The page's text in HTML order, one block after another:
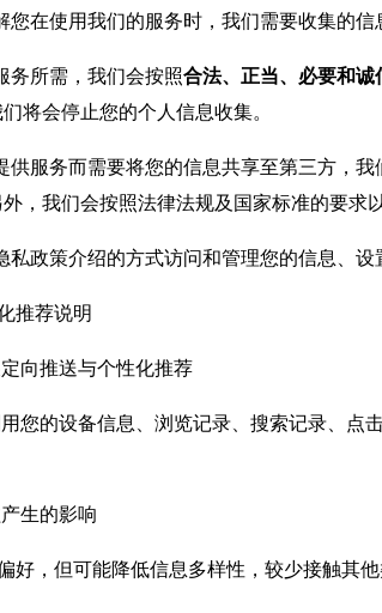
您在使用我们的服务时，我们需要收集的
务所需，我们会按照合法、正当、必要和诚
将会停止您的个人信息收集。
供服务而需要将您的信息共享至第三方，
，我们会按照法律法规及国家标准的要求
私政策介绍的方式访问和管理您的信息、
推荐说明
向推送与个性化推荐
您的设备信息、浏览记录、搜索记录、点
生的影响
好，但可能降低信息多样性，较少接触其他